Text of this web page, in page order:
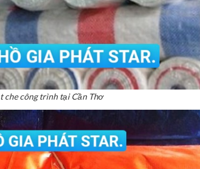
che công trình tại Cần Thơ